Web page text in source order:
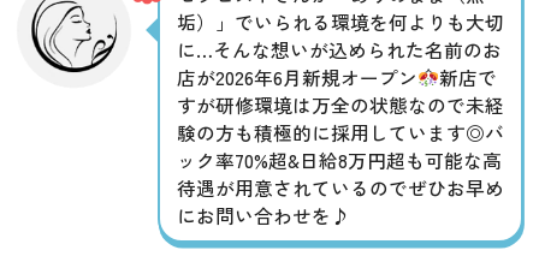
垢）」でいられる環境を何よりも大切
に…そんな想いが込められた名前のお
店が2026年6月新規オープン
新店で
すが研修環境は万全の状態なので未経
験の方も積極的に採用しています◎バ
ック率70%超&日給8万円超も可能な高
待遇が用意されているのでぜひお早め
にお問い合わせを♪